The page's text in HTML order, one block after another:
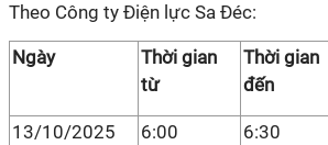
Theo Công ty Điện lực Sa Đéc:
Ngày
Thời gian
từ
Thời gian
đến
13/10/2025 6:00 6:30